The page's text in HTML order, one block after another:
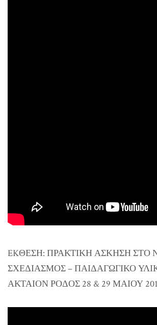
EKΘΕΣΗ: ΠΡΑΚΤΙΚΗ ΑΣΚΗΣΗ ΣΤΟ
ΣΧΕΔΙΑΣΜΟΣ – ΠΑΙΔΑΓΩΓΙΚΟ
ΑΚΤΑΙΟΝ ΡΟΔΟΣ 28 & 29 ΜΑΙΟΥ